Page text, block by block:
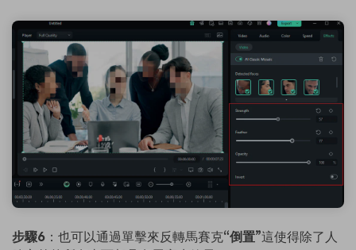
步驟6 ：也可以通過單擊來反轉馬賽克“倒置”這使得除了人